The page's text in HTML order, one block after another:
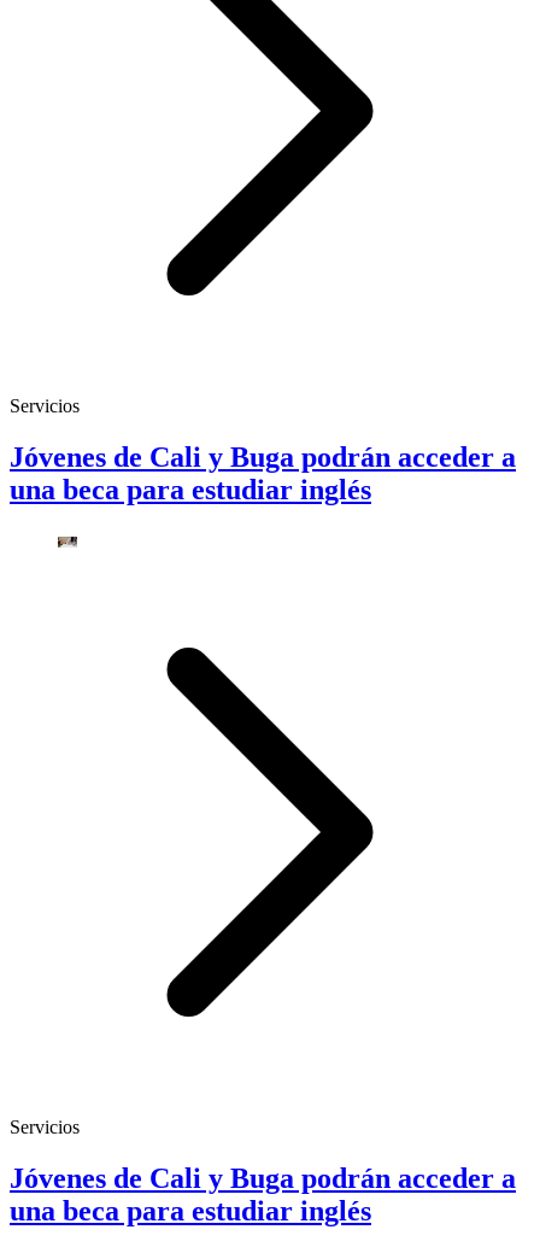
Servicios
Jóvenes de Cali y Buga podrán acceder a
una beca para estudiar inglés
Servicios
Jóvenes de Cali y Buga podrán acceder a
una beca para estudiar inglés